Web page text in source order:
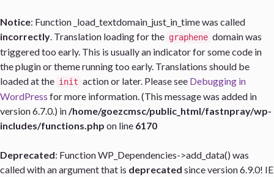
Notice: Function _load_textdomain_just_in_time was called
incorrectly. Translation loading for the graphene domain was
triggered too early. This is usually an indicator for some code in
the plugin or theme running too early. Translations should be
loaded at the init action or later. Please see Debugging in
WordPress for more information. (This message was added in
version 6.7.0.) in/home/goezcmsc/public_html/fastnpray/wp-
includes/functions.php on line 6170
Deprecated: Function WP_Dependencies->add_data() was
called with an argument that is deprecated since version 6.9.0! IE